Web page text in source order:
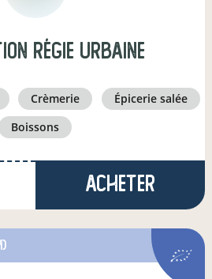
Régie Urbaine
crèmerie
épicerie salée
boissons
Acheter